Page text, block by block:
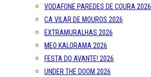
VODAFONE PAREDES DE COURA 2026
CA VILAR DE MOUROS 2026
EXTRAMURALHAS 2026
MEO KALORAMA 2026
FESTA DO AVANTE! 2026
UNDER THE DOOM 2026